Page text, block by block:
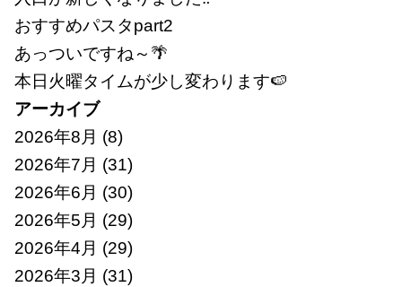
おすすめパスタpart2
あっついですね～🌴
本日火曜タイムが少し変わります🍉
アーカイブ
2026年8月 (8)
2026年7月 (31)
2026年6月 (30)
2026年5月 (29)
2026年4月 (29)
2026年3月 (31)